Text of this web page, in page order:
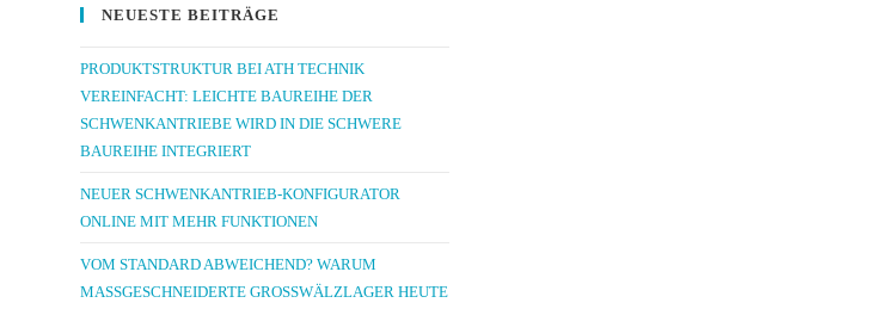
NEUESTE BEITRÄGE
PRODUKTSTRUKTUR BEI ATH TECHNIK
VEREINFACHT: LEICHTE BAUREIHE DER
SCHWENKANTRIEBE WIRD IN DIE SCHWERE
BAUREIHE INTEGRIERT
NEUER SCHWENKANTRIEB-KONFIGURATOR
ONLINE MIT MEHR FUNKTIONEN
VOM STANDARD ABWEICHEND? WARUM
MASSGESCHNEIDERTE GROSSWÄLZLAGER HEUTE EN